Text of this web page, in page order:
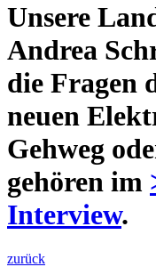
Unsere
Andrea
die Fragen
neuen
Gehweg
gehören im
Interview.
zurück